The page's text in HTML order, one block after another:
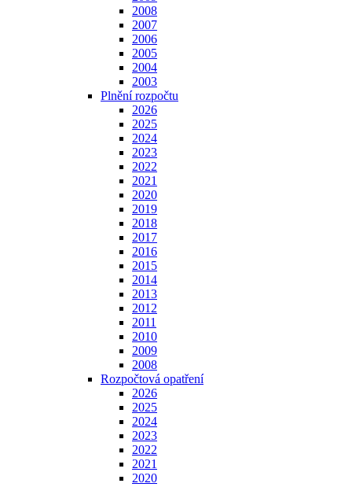
2008
2007
2006
2005
2004
2003
Plnění rozpočtu
2026
2025
2024
2023
2022
2021
2020
2019
2018
2017
2016
2015
2014
2013
2012
2011
2010
2009
2008
Rozpočtová opatření
2026
2025
2024
2023
2022
2021
2020